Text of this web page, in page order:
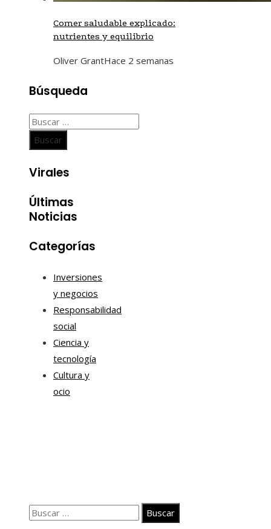
Comer saludable explicado:
nutrientes y equilibrio
Oliver GrantHace 2 semanas
Búsqueda
Buscar:
Virales
Últimas
Noticias
Categorías
Inversiones
y negocios
Responsabilidad
social
Ciencia y
tecnología
Cultura y
ocio
Buscar: